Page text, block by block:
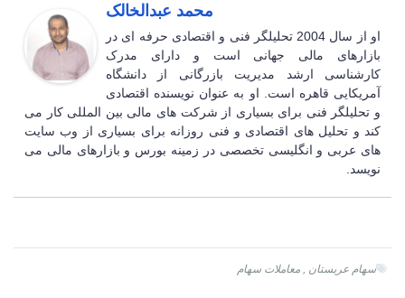
محمد عبدالخالک
او از سال 2004 تحلیلگر فنی و اقتصادی حرفه ای در
بازارهای مالی جهانی است و دارای مدرک
کارشناسی ارشد مدیریت بازرگانی از دانشگاه
آمریکایی قاهره است. او به عنوان نویسنده اقتصادی
و تحلیلگر فنی برای بسیاری از شرکت های مالی بین المللی کار می
کند و تحلیل های اقتصادی و فنی روزانه برای بسیاری از وب سایت
های عربی و انگلیسی تخصصی در زمینه بورس و بازارهای مالی می
نویسد.
سهام عربستان معاملات سهام